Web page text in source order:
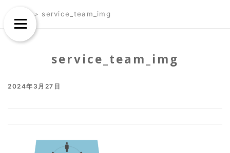
Menu
> service_team_img
service_team_img
2024年3月27日